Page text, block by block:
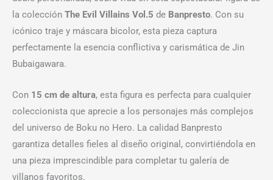
la colección The Evil Villains Vol.5 de Banpresto. Con su
icónico traje y máscara bicolor, esta pieza captura
perfectamente la esencia conflictiva y carismática de Jin
Bubaigawara.
Con 15 cm de altura, esta figura es perfecta para cualquier
coleccionista que aprecie a los personajes más complejos
del universo de Boku no Hero. La calidad Banpresto
garantiza detalles fieles al diseño original, convirtiéndola en
una pieza imprescindible para completar tu galería de
villanos favoritos.